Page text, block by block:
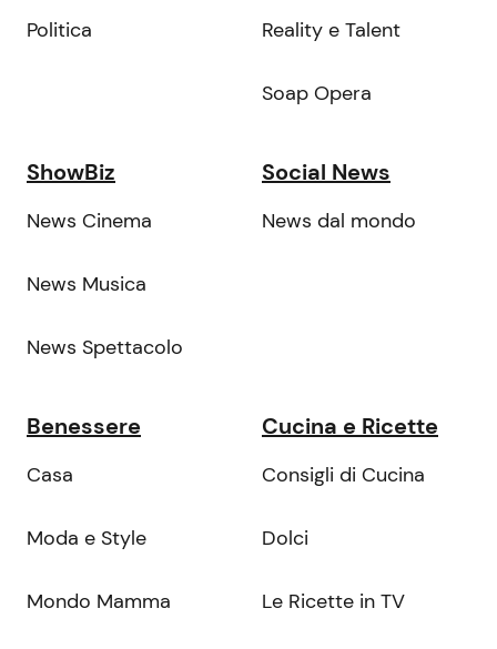
Politica Reality e Talent
Soap Opera
ShowBiz
News Cinema
News Musica
News Spettacolo
Social News
News dal mondo
Benessere
Casa
Moda e Style
Mondo Mamma
Cucina e Ricette
Consigli di Cucina
Dolci
Le Ricette in TV